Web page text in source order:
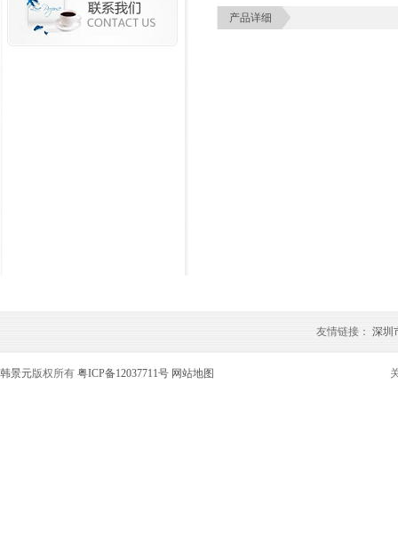
产品详细
友情链接： 深圳
韩景元版权所有 粤ICP备12037711号 网站地图